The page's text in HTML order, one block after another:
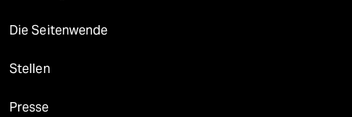
Die Seitenwende
Stellen
Presse